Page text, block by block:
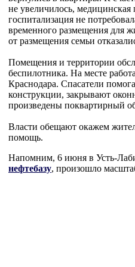
не увеличилось, медицинская
госпитализация не
временного размещения для
от размещения семьи
Помещения и территории
беспилотника. На месте
Краснодара. Спасатели
конструкции, закрывают
произведены поквартирный
Власти обещают окажем
помощь.
Напомним, 6 июня в Усть-
нефтебазу, произошло